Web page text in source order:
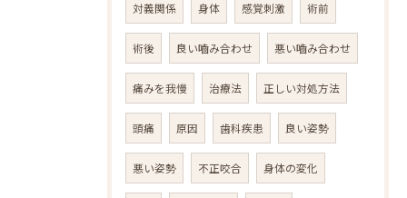
対義関係 身体 感覚刺激 術前
術後 良い嚙み合わせ 悪い嚙み合わせ
痛みを我慢 治療法 正しい対処方法
頭痛 原因 歯科疾患 良い姿勢
悪い姿勢 不正咬合 身体の変化